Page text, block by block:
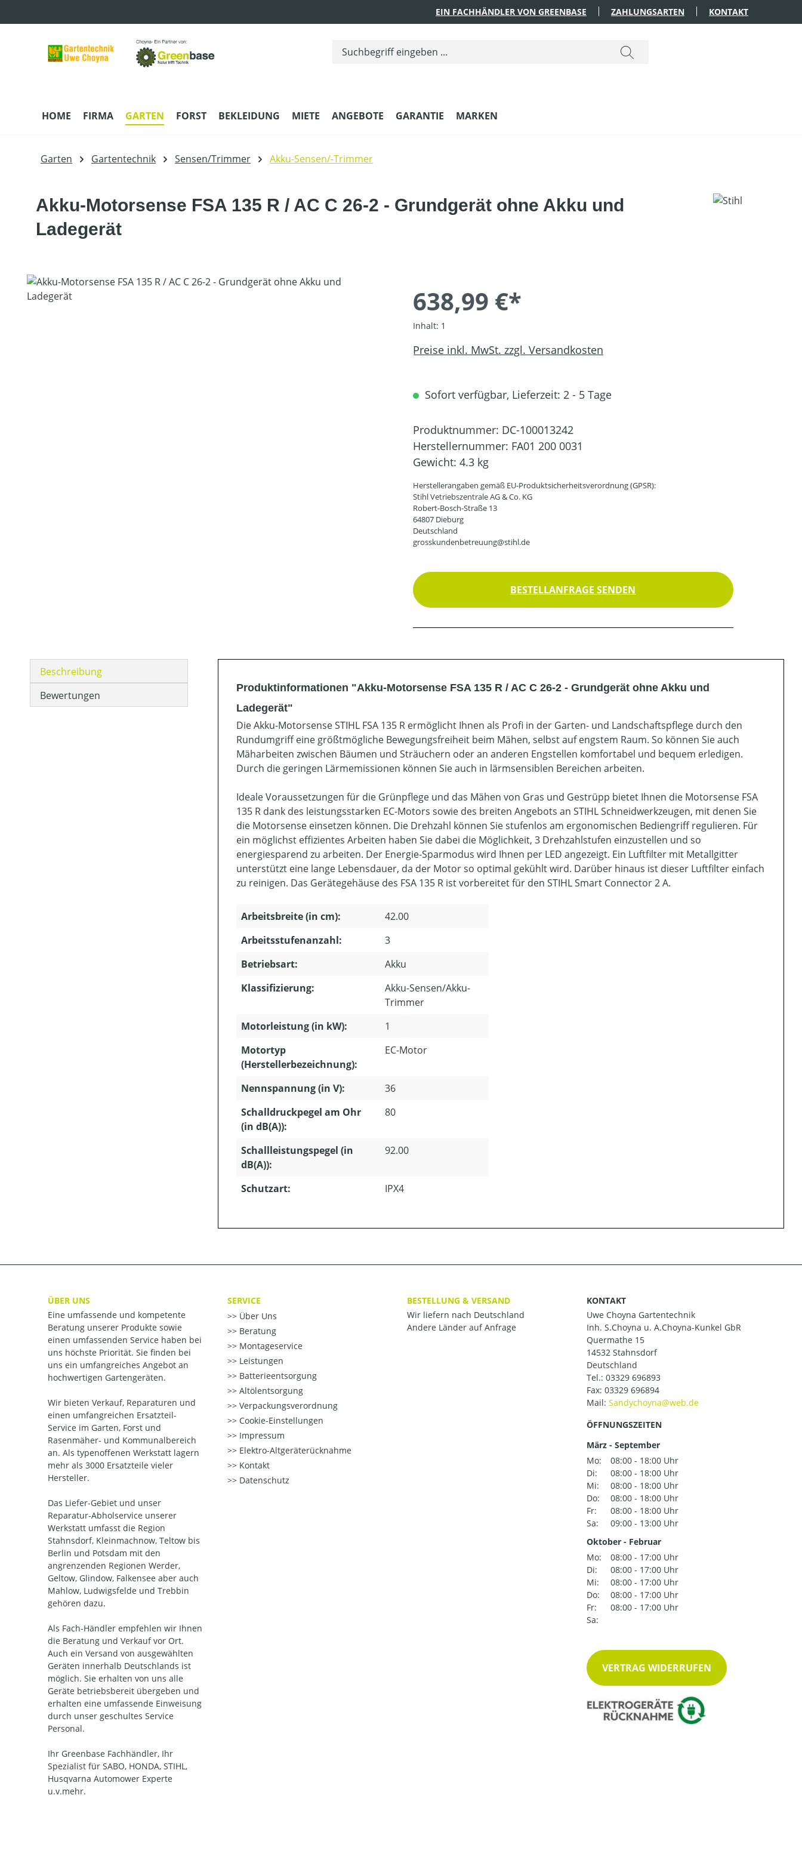
EIN FACHHÄNDLER VON GREENBASE ZAHLUNGSARTEN KONTAKT
HOME FIRMA GARTEN FORST BEKLEIDUNG MIETE ANGEBOTE GARANTIE MARKEN
Garten Gartentechnik Sensen/Trimmer Akku-Sensen/-Trimmer
Akku-Motorsense FSA 135 R / AC C 26-2 - Grundgerät ohne Akku und
Ladegerät
Bildergalerie überspringen
638,99 €*
Inhalt: 1
Preise inkl. MwSt. zzgl. Versandkosten
Sofort verfügbar, Lieferzeit: 2 - 5 Tage
Produktnummer: DC-100013242
Herstellernummer: FA01 200 0031
Gewicht: 4.3 kg
Herstellerangaben gemäß EU-Produktsicherheitsverordnung (GPSR):
Stihl Vetriebszentrale AG & Co. KG
Robert-Bosch-Straße 13
64807 Dieburg
Deutschland
grosskundenbetreuung@stihl.de
BESTELLANFRAGE SENDEN
Beschreibung
Bewertungen
Produktinformationen "Akku-Motorsense FSA 135 R / AC C 26-2 - Grundgerät ohne Akku und
Ladegerät"
Die Akku-Motorsense STIHL FSA 135 R ermöglicht Ihnen als Profi in der Garten- und Landschaftspflege durch den
Rundumgriff eine größtmögliche Bewegungsfreiheit beim Mähen, selbst auf engstem Raum. So können Sie auch
Mäharbeiten zwischen Bäumen und Sträuchern oder an anderen Engstellen komfortabel und bequem erledigen.
Durch die geringen Lärmemissionen können Sie auch in lärmsensiblen Bereichen arbeiten.
Ideale Voraussetzungen für die Grünpflege und das Mähen von Gras und Gestrüpp bietet Ihnen die Motorsense FSA
135 R dank des leistungsstarken EC-Motors sowie des breiten Angebots an STIHL Schneidwerkzeugen, mit denen Sie
die Motorsense einsetzen können. Die Drehzahl können Sie stufenlos am ergonomischen Bediengriff regulieren. Für
ein möglichst effizientes Arbeiten haben Sie dabei die Möglichkeit, 3 Drehzahlstufen einzustellen und so
energiesparend zu arbeiten. Der Energie-Sparmodus wird Ihnen per LED angezeigt. Ein Luftfilter mit Metallgitter
unterstützt eine lange Lebensdauer, da der Motor so optimal gekühlt wird. Darüber hinaus ist dieser Luftfilter einfach
zu reinigen. Das Gerätegehäuse des FSA 135 R ist vorbereitet für den STIHL Smart Connector 2 A.
Arbeitsbreite (in cm):
42.00
Arbeitsstufenanzahl:
3
Betriebsart:
Akku
Klassifizierung:
Akku-Sensen/Akku-
Trimmer
Motorleistung (in kW):
1
Motortyp
(Herstellerbezeichnung):
EC-Motor
Nennspannung (in V):
36
Schalldruckpegel am Ohr
(in dB(A)):
80
Schallleistungspegel (in
dB(A)):
92.00
Schutzart: IPX4
ÜBER UNS
Eine umfassende und kompetente
Beratung unserer Produkte sowie
einen umfassenden Service haben bei
uns höchste Priorität. Sie finden bei
uns ein umfangreiches Angebot an
hochwertigen Gartengeräten.
Wir bieten Verkauf, Reparaturen und
einen umfangreichen Ersatzteil-
Service im Garten, Forst und
Rasenmäher- und Kommunalbereich
an. Als typenoffenen Werkstatt lagern
mehr als 3000 Ersatzteile vieler
Hersteller.
Das Liefer-Gebiet und unser
Reparatur-Abholservice unserer
Werkstatt umfasst die Region
Stahnsdorf, Kleinmachnow, Teltow bis
Berlin und Potsdam mit den
angrenzenden Regionen Werder,
Geltow, Glindow, Falkensee aber auch
Mahlow, Ludwigsfelde und Trebbin
gehören dazu.
Als Fach-Händler empfehlen wir Ihnen
die Beratung und Verkauf vor Ort.
Auch ein Versand von ausgewählten
Geräten innerhalb Deutschlands ist
möglich. Sie erhalten von uns alle
Geräte betriebsbereit übergeben und
erhalten eine umfassende Einweisung
durch unser geschultes Service
Personal.
Ihr Greenbase Fachhändler, Ihr
Spezialist für SABO, HONDA, STIHL,
Husqvarna Automower Experte
u.v.mehr.
SERVICE
Über Uns
Beratung
Montageservice
Leistungen
Batterieentsorgung
Altölentsorgung
Verpackungsverordnung
Cookie-Einstellungen
Impressum
Elektro-Altgeräterücknahme
Kontakt
Datenschutz
BESTELLUNG & VERSAND
Wir liefern nach Deutschland
Andere Länder auf Anfrage
KONTAKT
Uwe Choyna Gartentechnik
Inh. S.Choyna u. A.Choyna-Kunkel GbR
Quermathe 15
14532 Stahnsdorf
Deutschland
Tel.: 03329 696893
Fax: 03329 696894
Mail:
ÖFFNUNGSZEITEN
März - September
Mo:
08:00 - 18:00 Uhr
Di:
08:00 - 18:00 Uhr
Mi:
08:00 - 18:00 Uhr
Do:
08:00 - 18:00 Uhr
Fr:
08:00 - 18:00 Uhr
Sa:
09:00 - 13:00 Uhr
Oktober - Februar
Mo:
08:00 - 17:00 Uhr
Di:
08:00 - 17:00 Uhr
Mi:
08:00 - 17:00 Uhr
Do:
08:00 - 17:00 Uhr
Fr:
08:00 - 17:00 Uhr
Sa:
VERTRAG WIDERRUFEN